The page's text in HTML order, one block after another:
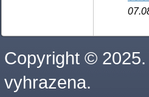
Copyright ©
vyhrazena.